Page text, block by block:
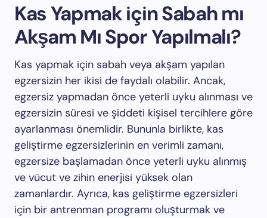
Kas Yapmak için Sabah mı
Akşam Mı Spor Yapılmalı?
Kas yapmak için sabah veya akşam yapılan
egzersizin her ikisi de faydalı olabilir. Ancak,
egzersiz yapmadan önce yeterli uyku alınması ve
egzersizin süresi ve şiddeti kişisel tercihlere göre
ayarlanması önemlidir. Bununla birlikte, kas
geliştirme egzersizlerinin en verimli zamanı,
egzersize başlamadan önce yeterli uyku alınmış
ve vücut ve zihin enerjisi yüksek olan
zamanlardır. Ayrıca, kas geliştirme egzersizleri
için bir antrenman programı oluşturmak ve